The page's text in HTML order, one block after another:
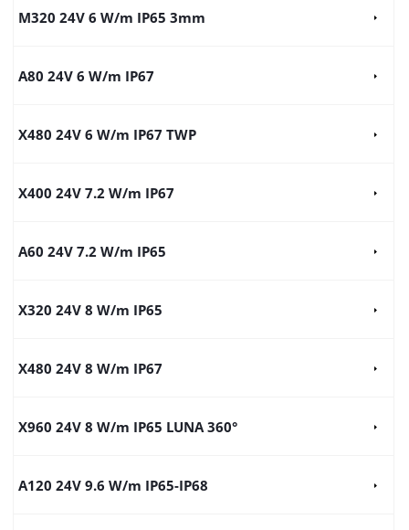
M320 24V 6 W/m IP65 3mm
A80 24V 6 W/m IP67
X480 24V 6 W/m IP67 TWP
X400 24V 7.2 W/m IP67
A60 24V 7.2 W/m IP65
X320 24V 8 W/m IP65
X480 24V 8 W/m IP67
X960 24V 8 W/m IP65 LUNA 360°
A120 24V 9.6 W/m IP65-IP68